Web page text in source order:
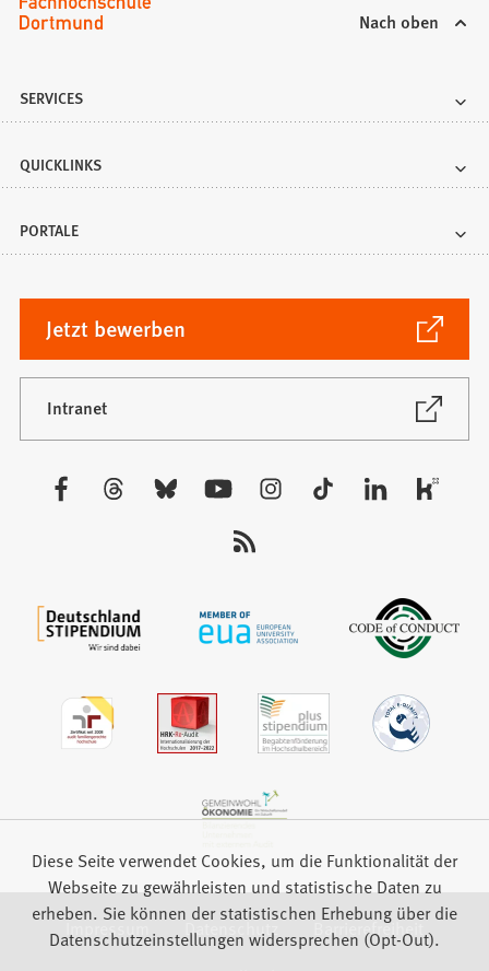
Nach oben
SERVICES
QUICKLINKS
PORTALE
Jetzt bewerben
(Öffnet
in
einem
neuen
Tab)
Intranet
(Öffnet
neuen
Besuchen
Impressum Datenschutz
Barrierefreiheit
Diese Seite verwendet Cookies, um die Funktionalität der
Webseite zu gewährleisten und statistische Daten zu
erheben. Sie können der statistischen Erhebung über die
Datenschutzeinstellungen widersprechen (Opt-Out).